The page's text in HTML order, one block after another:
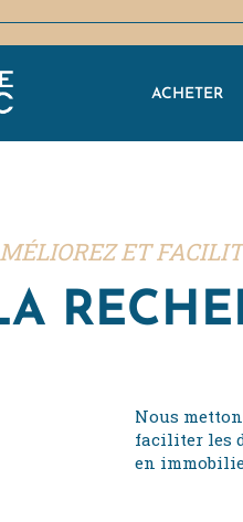
ACHETER
ET
Nous
faciliter les
en